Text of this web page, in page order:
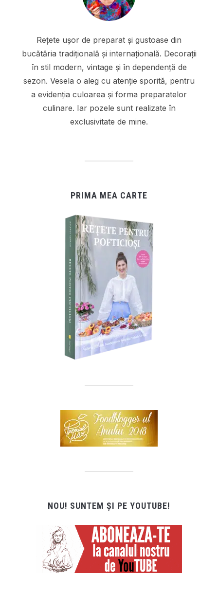
Rețete ușor de preparat și gustoase din
bucătăria tradițională și internațională. Decorații
în stil modern, vintage și în dependență de
sezon. Vesela o aleg cu atenție sporită, pentru
a evidenția culoarea și forma preparatelor
culinare. Iar pozele sunt realizate în
exclusivitate de mine.
PRIMA MEA CARTE
NOU! SUNTEM ȘI PE YOUTUBE!